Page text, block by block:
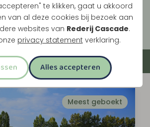
te klikken, gaat u akkoord
van al deze cookies bij bezoek aan
websites van Rederij Cascade.
privacy statement verklaring.
Alles accepteren
plassen tot bruisende
Filter
Meest geboekt